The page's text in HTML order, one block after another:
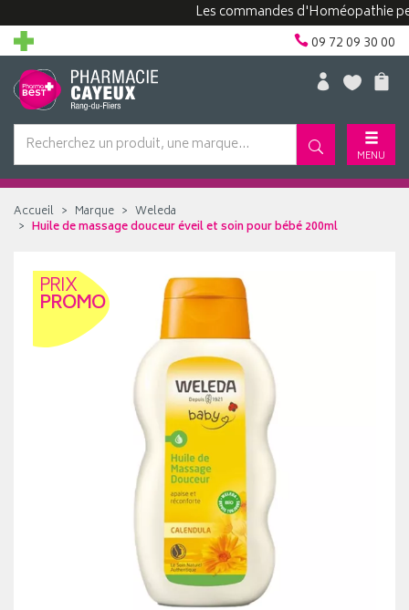
Les commandes d'Homéopathie
09 72 09 30 00
MENU
Accueil Marque
Weleda
Huile de massage douceur éveil et soin pour bébé 200ml
PRIX
PROMO